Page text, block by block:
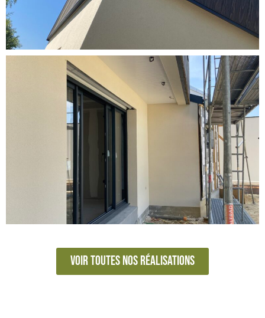
Voir toutes nos réalisations